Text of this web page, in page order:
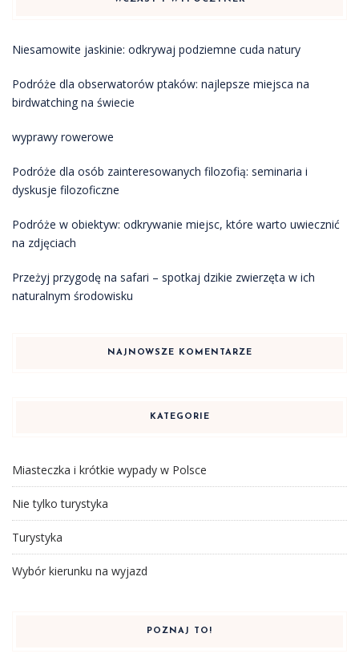
Niesamowite jaskinie: odkrywaj podziemne cuda natury
Podróże dla obserwatorów ptaków: najlepsze miejsca na
birdwatching na świecie
wyprawy rowerowe
Podróże dla osób zainteresowanych filozofią: seminaria i
dyskusje filozoficzne
Podróże w obiektyw: odkrywanie miejsc, które warto uwiecznić
na zdjęciach
Przeżyj przygodę na safari – spotkaj dzikie zwierzęta w ich
naturalnym środowisku
NAJNOWSZE KOMENTARZE
KATEGORIE
Miasteczka i krótkie wypady w Polsce
Nie tylko turystyka
Turystyka
Wybór kierunku na wyjazd
POZNAJ TO!